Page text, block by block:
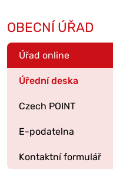
OBECNÍ ÚŘAD
Úřad online
Úřední deska
Czech POINT
E-podatelna
Kontaktní formulář